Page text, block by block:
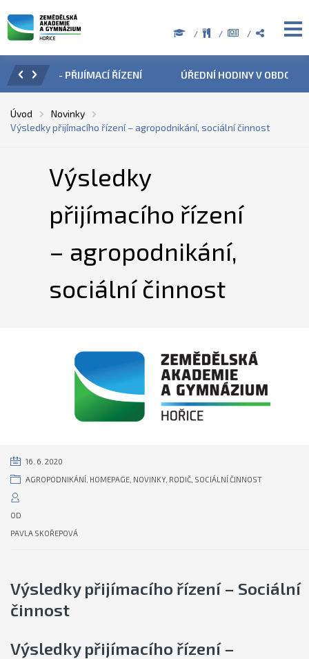
ÚŘEDNÍ HODINY V OBDOBÍ LETNÍCH PRÁZDNIN
Úvod
Novinky
Výsledky přijímacího řízení – agropodnikání, sociální činnost
Výsledky
přijímacího řízení
– agropodnikání,
sociální činnost
16. 6. 2020
AGROPODNIKÁNÍ HOMEPAGE NOVINKY, RODIČ SOCIÁLNÍ ČINNOST
OD
PAVLA SKOŘEPOVÁ
Výsledky přijímacího řízení – Sociální
činnost
Výsledky přijímacího řízení –